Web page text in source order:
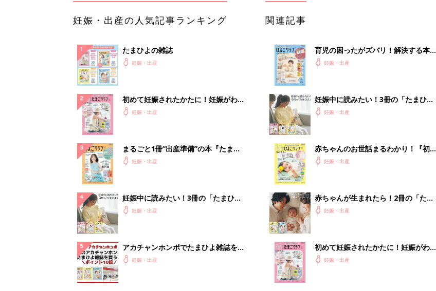
妊娠・出産の人気記事ランキング
たまひよの雑誌
妊娠・出産
初めて妊娠されたかたに！妊娠がわか
ったら最初に読む本『初めてのたまご
妊娠・出産
まるごと1冊“出産準備”の本『たまご
クラブ 夏号』〈スペシャル大特集〉
妊娠・出産
妊娠中に読みたい！3冊の「たまひ
よ」妊娠・出産
アカチャンホンポでたまひよ雑誌を買
うとポイント10倍【期間限定】
妊娠・出産
関連記事
育児の困ったがズバリ！解決する本
『ひよこクラブ 秋号』 4カ月～2才
妊娠・出産
妊娠中に読みたい！3冊の「たまひ
よ」妊娠・出産
赤ちゃんのお世話まるわかり！『初め
てのひよこクラブ 夏号』〈巻頭大特
妊娠・出産
赤ちゃんが生まれたら！2冊の「たま
ひよ」
妊娠・出産
初めて妊娠されたかたに！妊娠がわか
ったら最初に読む本『初めてのたまご
妊娠・出産